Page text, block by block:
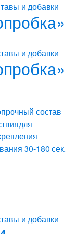
и добавки
и добавки
состав
30-180 сек.
и добавки